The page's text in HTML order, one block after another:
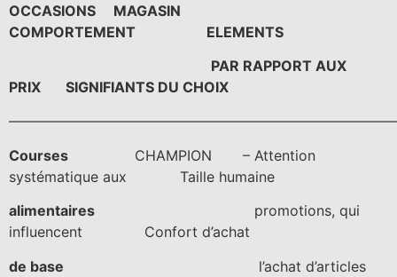
OCCASIONS MAGASIN
COMPORTEMENT ELEMENTS
PAR RAPPORT AUX
PRIX SIGNIFIANTS DU CHOIX
Courses CHAMPION – Attention
systématique aux Taille humaine
alimentaires promotions, qui
influencent Confort d’achat
de base l’achat d’articles